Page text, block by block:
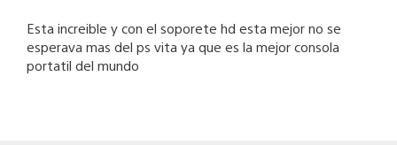
Esta increible y con el soporete hd esta mejor no se
esperava mas del ps vita ya que es la mejor consola
portatil del mundo